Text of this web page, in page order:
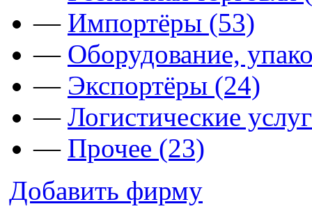
— Импортёры (53)
— Оборудование,
— Экспортёры (24)
— Логистические
— Прочее (23)
Добавить фирму